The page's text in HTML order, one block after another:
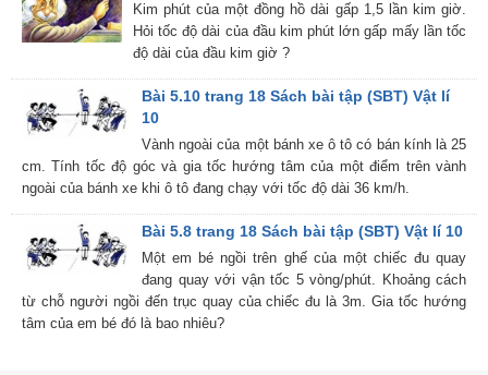
Kim phút của một đồng hồ dài gấp 1,5 lần kim giờ.
Hỏi tốc độ dài của đầu kim phút lớn gấp mấy lần tốc
độ dài của đầu kim giờ ?
Bài 5.10 trang 18 Sách bài tập (SBT) Vật lí
10
Vành ngoài của một bánh xe ô tô có bán kính là 25
cm. Tính tốc độ góc và gia tốc hướng tâm của một điểm trên vành
ngoài của bánh xe khi ô tô đang chạy với tốc độ dài 36 km/h.
Bài 5.8 trang 18 Sách bài tập (SBT) Vật lí 10
Một em bé ngồi trên ghế của một chiếc đu quay
đang quay với vận tốc 5 vòng/phút. Khoảng cách
từ chỗ người ngồi đến trục quay của chiếc đu là 3m. Gia tốc hướng
tâm của em bé đó là bao nhiêu?